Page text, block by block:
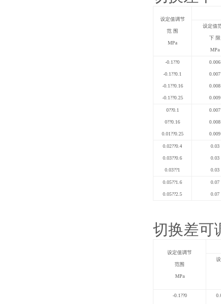
设定值调节
范 围
MPa
设定值
下 限
MPa
-0.1??0
-0.1??0.1
-0.1??0.16
-0.1??0.25
0.006
0.007
0.008
0.009
0??0.1
0??0.16
0.01??0.25
0.007
0.008
0.009
0.02??0.4
0.03??0.6
0.03??1
0.03
0.03
0.03
0.05??1.6
0.05??2.5
0.07
0.07
切换差可
设定值调节
范围
MPa
-0.1??0